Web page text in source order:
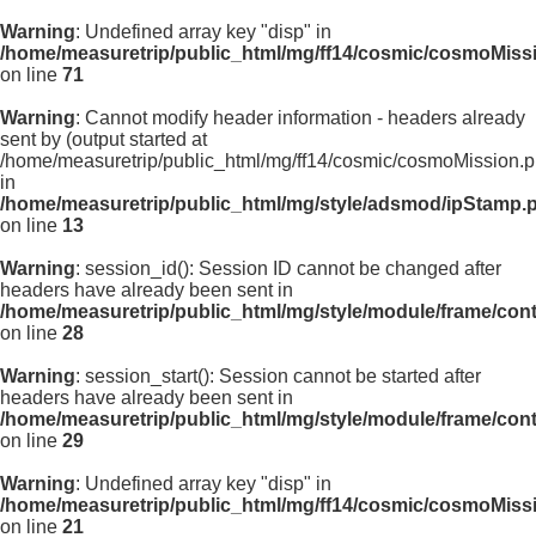
Warning: Undefined array key "disp" in
/home/measuretrip/public_html/mg/ff14/cosmic/
on line 71
Warning: Cannot modify header information - headers already
sent by (output started at
/home/measuretrip/public_html/mg/ff14/cosmic/
in
/home/measuretrip/public_html/mg/style/adsmod/
on line 13
Warning: session_id(): Session ID cannot be changed after
headers have already been sent in
/home/measuretrip/public_html/mg/style/module/frame/
on line 28
Warning: session_start(): Session cannot be started after
headers have already been sent in
/home/measuretrip/public_html/mg/style/module/frame/
on line 29
Warning: Undefined array key "disp" in
/home/measuretrip/public_html/mg/ff14/cosmic/
on line 21